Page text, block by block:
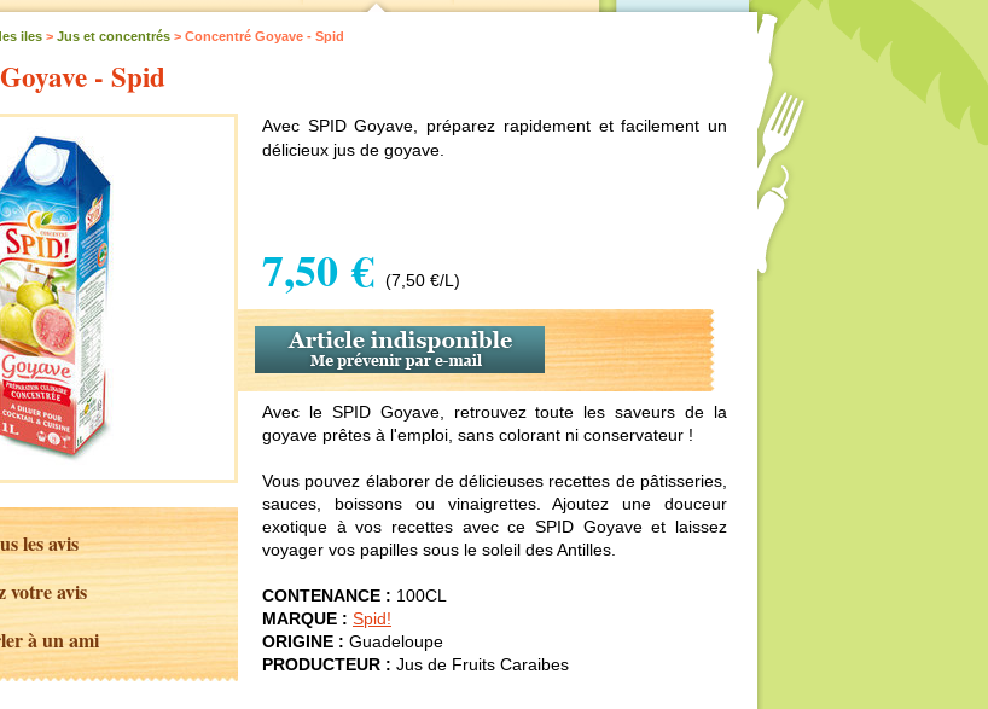
iles > Jus et concentrés > Concentré Goyave - Spid
- Spid
les avis
votre avis
à un ami
Avec SPID Goyave, préparez rapidement et facilement un
délicieux jus de goyave.
7,50 € (7,50 €/L)
Avec le SPID Goyave, retrouvez toute les saveurs de la
goyave prêtes à l'emploi, sans colorant ni conservateur !
Vous pouvez élaborer de délicieuses recettes de pâtisseries,
sauces, boissons ou vinaigrettes. Ajoutez une douceur
exotique à vos recettes avec ce SPID Goyave et laissez
voyager vos papilles sous le soleil des Antilles.
CONTENANCE : 100CL
MARQUE : Spid!
ORIGINE : Guadeloupe
PRODUCTEUR : Jus de Fruits Caraibes